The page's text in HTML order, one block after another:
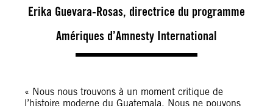
Erika Guevara-Rosas, directrice du programme
Amériques d’Amnesty International
« Nous nous trouvons à un moment critique de
l’histoire moderne du Guatemala. Nous ne pouvons